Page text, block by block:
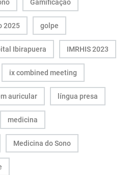
Gamificação
2025 golpe
Ibirapuera IMRHIS 2023
ix combined meeting
auricular língua presa
medicina
Medicina do Sono